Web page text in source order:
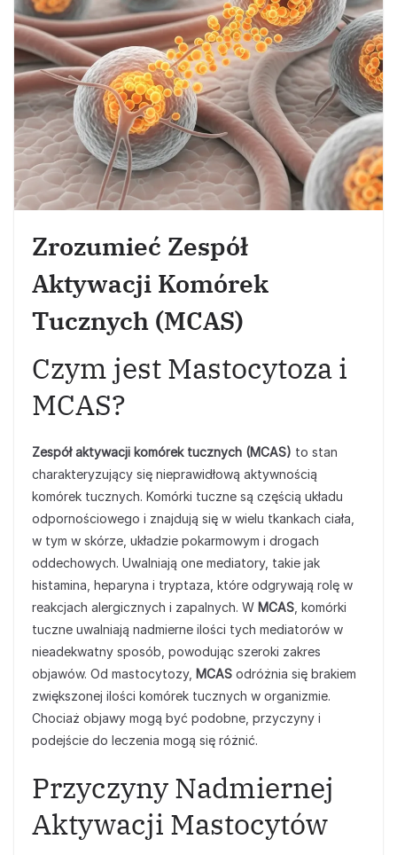
Zrozumieć Zespół
Aktywacji Komórek
Tucznych (MCAS)
Czym jest Mastocytoza i
MCAS?
Zespół aktywacji komórek tucznych (MCAS) to stan
charakteryzujący się nieprawidłową aktywnością
komórek tucznych. Komórki tuczne są częścią układu
odpornościowego i znajdują się w wielu tkankach ciała,
w tym w skórze, układzie pokarmowym i drogach
oddechowych. Uwalniają one mediatory, takie jak
histamina, heparyna i tryptaza, które odgrywają rolę w
reakcjach alergicznych i zapalnych. W MCAS , komórki
tuczne uwalniają nadmierne ilości tych mediatorów w
nieadekwatny sposób, powodując szeroki zakres
objawów. Od mastocytozy, MCAS odróżnia się brakiem
zwiększonej ilości komórek tucznych w organizmie.
Chociaż objawy mogą być podobne, przyczyny i
podejście do leczenia mogą się różnić.
Przyczyny Nadmiernej
Aktywacji Mastocytów